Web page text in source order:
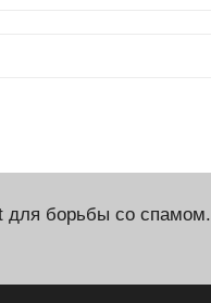
для борьбы со спамом.